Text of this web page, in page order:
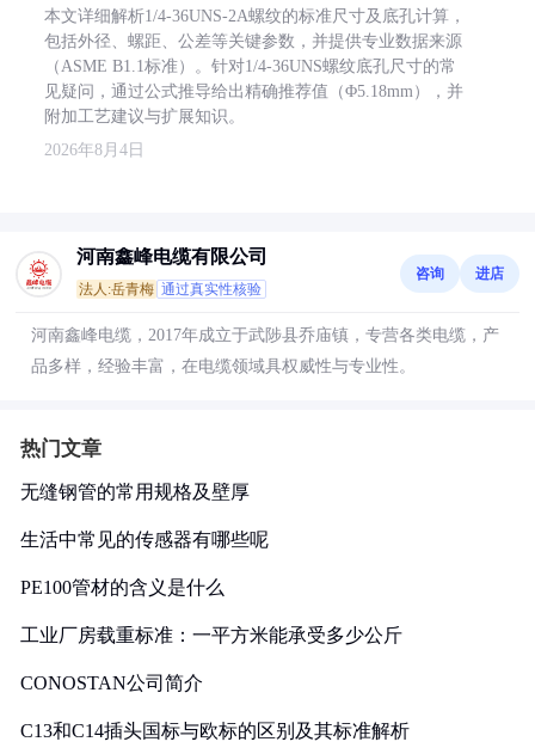
本文详细解析1/4-36UNS-2A螺纹的标准尺寸及底孔计算，
包括外径、螺距、公差等关键参数，并提供专业数据来源
（ASME B1.1标准）。针对1/4-36UNS螺纹底孔尺寸的常
见疑问，通过公式推导给出精确推荐值（Φ5.18mm），并
附加工艺建议与扩展知识。
2026年8月4日
河南鑫峰电缆有限公司
法人:岳青梅 通过真实性核验
咨询 进店
河南鑫峰电缆，2017年成立于武陟县乔庙镇，专营各类电缆，产
品多样，经验丰富，在电缆领域具权威性与专业性。
热门文章
无缝钢管的常用规格及壁厚
生活中常见的传感器有哪些呢
PE100管材的含义是什么
工业厂房载重标准：一平方米能承受多少公斤
CONOSTAN公司简介
C13和C14插头国标与欧标的区别及其标准解析